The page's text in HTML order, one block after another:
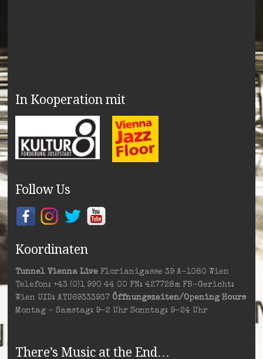
In Kooperation mit
Follow Us
Koordinaten
Tunnel Vienna LiveFlorianigasse 39 A-1080 Wien
Telefon: +43 (0)1 990 44 00 FN: 427728m FB-Gericht:
Wien UID: ATU69333937 Öffnungszeiten/Opening Hours
Montag – Samstag: 9–2 Uhr Sonntag: 9–24 Uhr
There’s Music at the End…